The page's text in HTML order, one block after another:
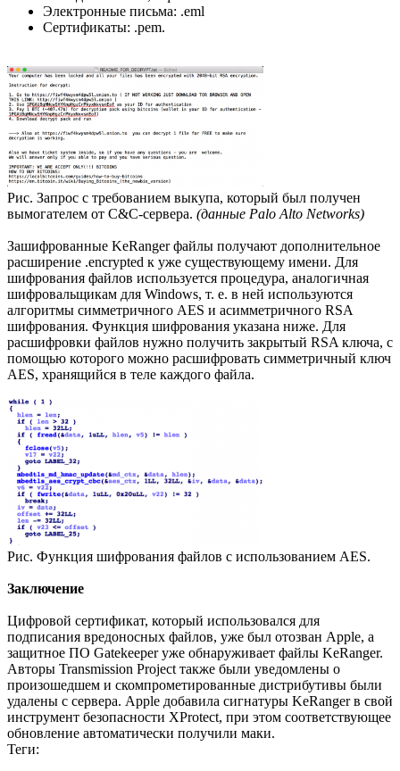
Электронные письма: .eml
Сертификаты: .pem.
Рис. Запрос с требованием выкупа, который был получен
вымогателем от C&C-сервера. (данные Palo Alto Networks)
Зашифрованные KeRanger файлы получают дополнительное
расширение .encrypted к уже существующему имени. Для
шифрования файлов используется процедура, аналогичная
шифровальщикам для Windows, т. е. в ней используются
алгоритмы симметричного AES и асимметричного RSA
шифрования. Функция шифрования указана ниже. Для
расшифровки файлов нужно получить закрытый RSA ключа, с
помощью которого можно расшифровать симметричный ключ
AES, хранящийся в теле каждого файла.
Рис. Функция шифрования файлов с использованием AES.
Заключение
Цифровой сертификат, который использовался для
подписания вредоносных файлов, уже был отозван Apple, а
защитное ПО Gatekeeper уже обнаруживает файлы KeRanger.
Авторы Transmission Project также были уведомлены о
произошедшем и скомпрометированные дистрибутивы были
удалены с сервера. Apple добавила сигнатуры KeRanger в свой
инструмент безопасности XProtect, при этом соответствующее
обновление автоматически получили маки.
Теги: